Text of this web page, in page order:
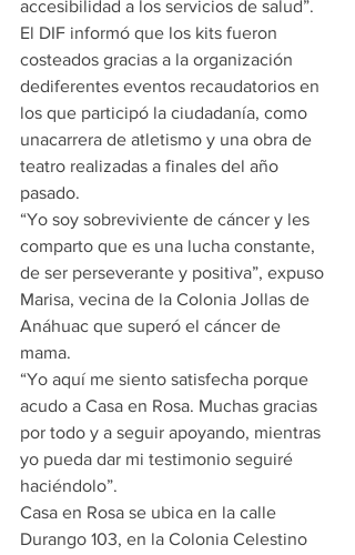
accesibilidad a los servicios de salud”.
El DIF informó que los kits fueron
costeados gracias a la organización
dediferentes eventos recaudatorios en
los que participó la ciudadanía, como
unacarrera de atletismo y una obra de
teatro realizadas a finales del año
pasado.
“Yo soy sobreviviente de cáncer y les
comparto que es una lucha constante,
de ser perseverante y positiva”, expuso
Marisa, vecina de la Colonia Jollas de
Anáhuac que superó el cáncer de
mama.
“Yo aquí me siento satisfecha porque
acudo a Casa en Rosa. Muchas gracias
por todo y a seguir apoyando, mientras
yo pueda dar mi testimonio seguiré
haciéndolo”.
Casa en Rosa se ubica en la calle
Durango 103, en la Colonia Celestino